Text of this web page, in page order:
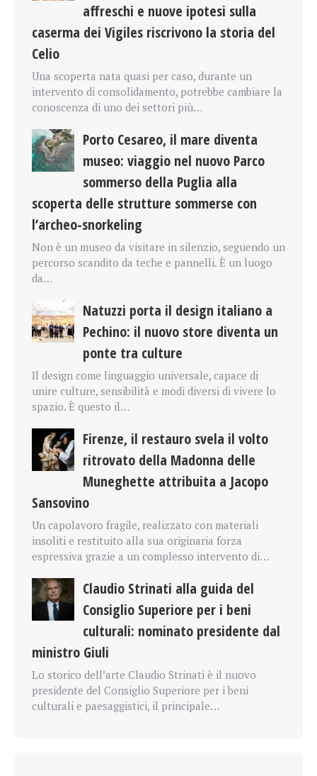
affreschi e nuove ipotesi sulla
caserma dei Vigiles riscrivono la storia del
Celio
Una scoperta nata quasi per caso, durante un
intervento di consolidamento, potrebbe cambiare la
conoscenza di uno dei settori più…
Porto Cesareo, il mare diventa
museo: viaggio nel nuovo Parco
sommerso della Puglia alla
scoperta delle strutture sommerse con
l’archeo-snorkeling
Non è un museo da visitare in silenzio, seguendo un
percorso scandito da teche e pannelli. È un luogo
da…
Natuzzi porta il design italiano a
Pechino: il nuovo store diventa un
ponte tra culture
Il design come linguaggio universale, capace di
unire culture, sensibilità e modi diversi di vivere lo
spazio. È questo il…
Firenze, il restauro svela il volto
ritrovato della Madonna delle
Muneghette attribuita a Jacopo
Sansovino
Un capolavoro fragile, realizzato con materiali
insoliti e restituito alla sua originaria forza
espressiva grazie a un complesso intervento di…
Claudio Strinati alla guida del
Consiglio Superiore per i beni
culturali: nominato presidente dal
ministro Giuli
Lo storico dell’arte Claudio Strinati è il nuovo
presidente del Consiglio Superiore per i beni
culturali e paesaggistici, il principale…